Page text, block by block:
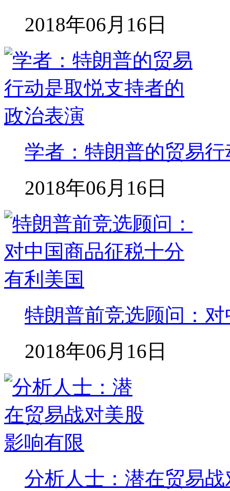
2018年06月16日
学者：特朗普的贸易
2018年06月16日
特朗普前竞选顾问：
2018年06月16日
分析人士：潜在贸易